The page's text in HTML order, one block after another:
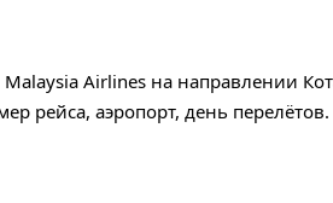
Airlines на направлении
рейса, аэропорт, день